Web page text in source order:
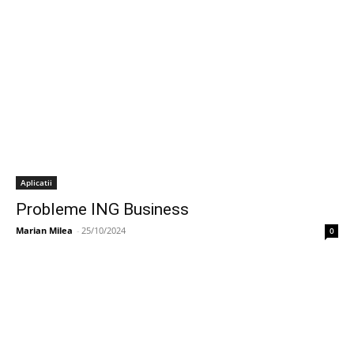
Aplicatii
Probleme ING Business
Marian Milea - 25/10/2024 0